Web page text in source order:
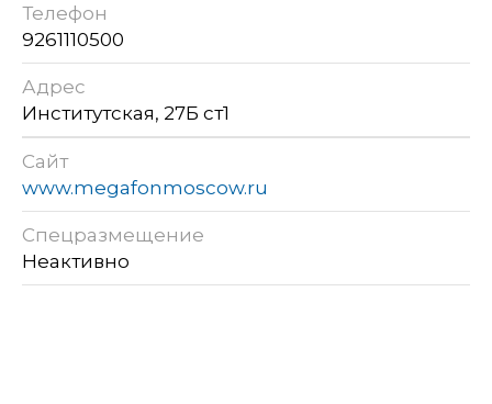
Телефон
9261110500
Адрес
Институтская, 27Б ст1
Сайт
www.megafonmoscow.ru
Спецразмещение
Неактивно